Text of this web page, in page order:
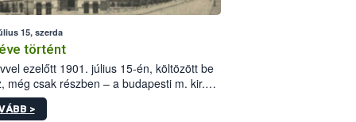
15, szerda
történt
ezelőtt 1901. július 15-én, költözött be
még csak részben – a budapesti m. kir.
állomás a Kis Rókus utca
alatti, Czigler Győző által tervezett új
>